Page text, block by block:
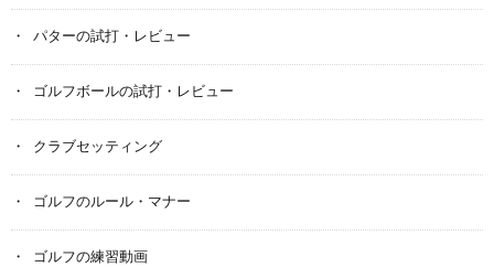
パターの試打・レビュー
ゴルフボールの試打・レビュー
クラブセッティング
ゴルフのルール・マナー
ゴルフの練習動画